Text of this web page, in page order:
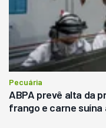
Pecuária
ABPA prevê alta da
frango e carne suína